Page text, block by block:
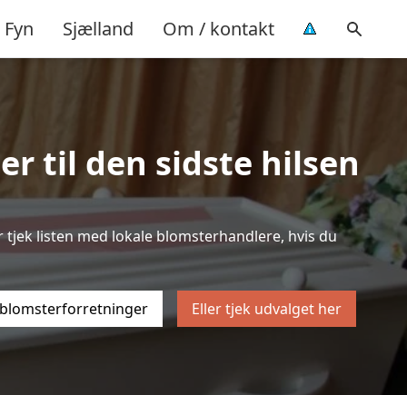
Fyn Sjælland Om / kontakt
til den sidste hilsen
listen med lokale blomsterhandlere, hvis du
Eller tjek udvalget her